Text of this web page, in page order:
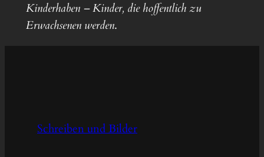
Kinderhaben – Kinder, die hoffentlich zu
Erwachsenen werden.
Schreiben und Bilder